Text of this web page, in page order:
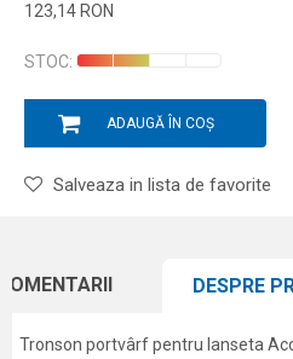
123,14 RON
STOC:
ADAUGĂ ÎN COȘ
Salveaza in lista de favorite
DESPRE
Tronson portvârf pentru lanseta